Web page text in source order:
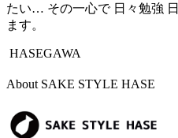
たい… その一心で 日々勉強
ます。
HASEGAWA
About SAKE STYLE HASE